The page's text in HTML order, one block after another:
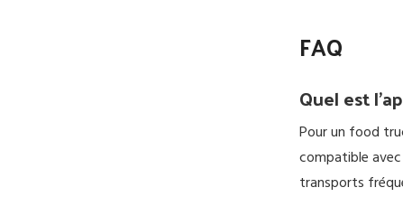
FAQ
Quel est
Pour un food
compatible
transports